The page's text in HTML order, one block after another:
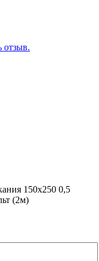
отзыв.
150х250 0,5
(2м)